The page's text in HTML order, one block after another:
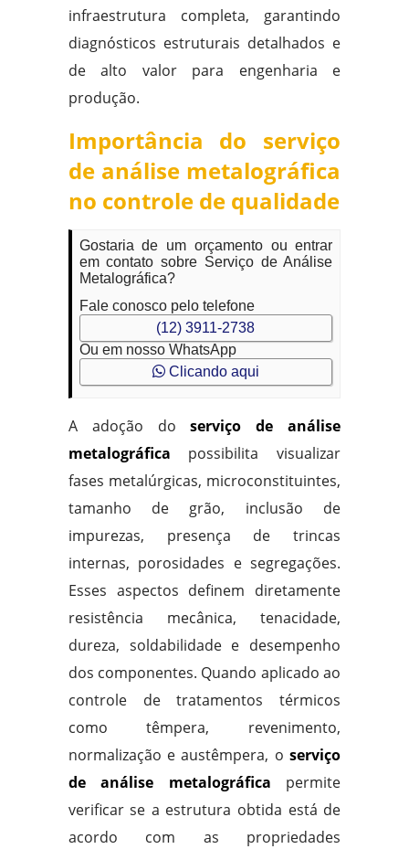
infraestrutura completa, garantindo
diagnósticos estruturais detalhados e
de alto valor para engenharia e
produção.
Importância do serviço
de análise metalográfica
no controle de qualidade
Gostaria de um orçamento ou entrar
em contato sobre Serviço de Análise
Metalográfica?
Fale conosco pelo telefone
(12) 3911-2738
Ou em nosso WhatsApp
Clicando aqui
A adoção doserviço de análise
metalográfica possibilita visualizar
fases metalúrgicas, microconstituintes,
tamanho de grão, inclusão de
impurezas, presença de trincas
internas, porosidades e segregações.
Esses aspectos definem diretamente
resistência mecânica, tenacidade,
dureza, soldabilidade e desempenho
dos componentes. Quando aplicado ao
controle de tratamentos térmicos
como têmpera, revenimento,
normalização e austêmpera, oserviço
de análise metalográfica permite
verificar se a estrutura obtida está de
acordo com as propriedades